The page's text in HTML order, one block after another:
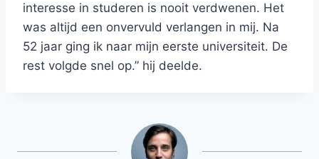
interesse in studeren is nooit verdwenen. Het
was altijd een onvervuld verlangen in mij. Na
52 jaar ging ik naar mijn eerste universiteit. De
rest volgde snel op.” hij deelde.